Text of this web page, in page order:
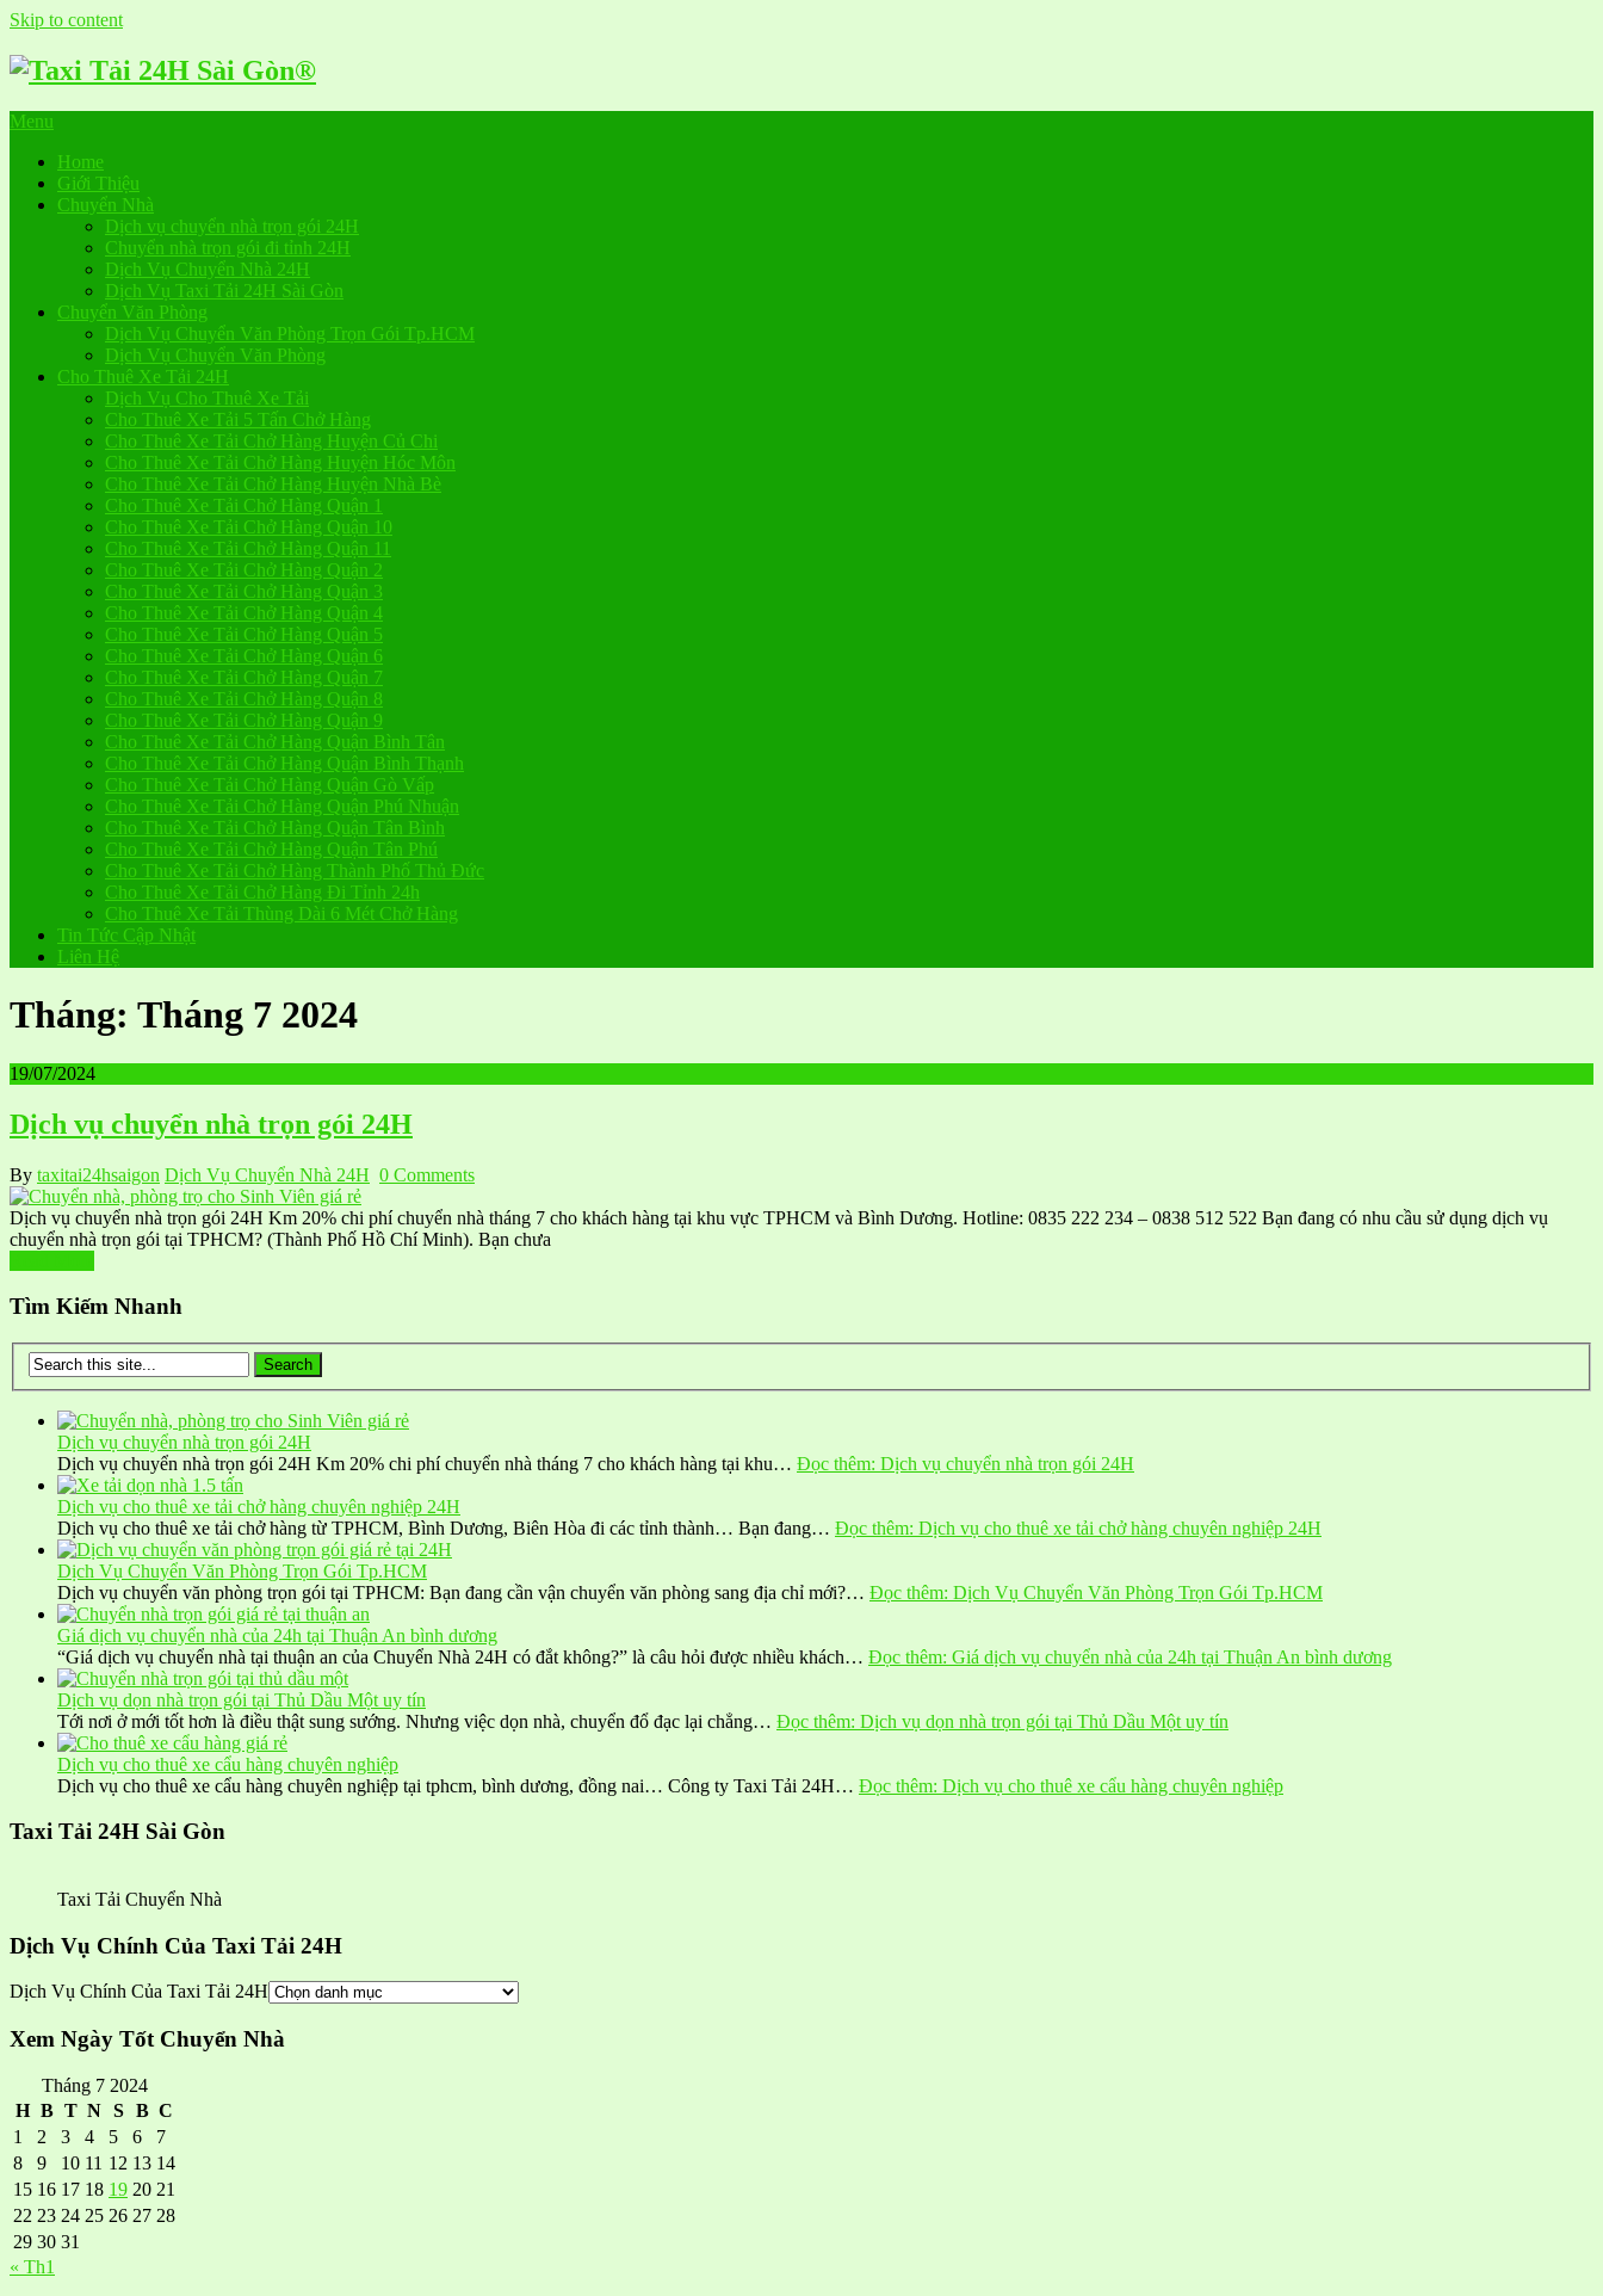
Skip to content
Menu
Home
Giới Thiệu
Chuyển Nhà
Dịch vụ chuyển nhà trọn gói 24H
Chuyển nhà trọn gói đi tỉnh 24H
Dịch Vụ Chuyển Nhà 24H
Dịch Vụ Taxi Tải 24H Sài Gòn
Chuyển Văn Phòng
Dịch Vụ Chuyển Văn Phòng Trọn Gói Tp.HCM
Dịch Vụ Chuyển Văn Phòng
Cho Thuê Xe Tải 24H
Dịch Vụ Cho Thuê Xe Tải
Cho Thuê Xe Tải 5 Tấn Chở Hàng
Cho Thuê Xe Tải Chở Hàng Huyện Củ Chi
Cho Thuê Xe Tải Chở Hàng Huyện Hóc Môn
Cho Thuê Xe Tải Chở Hàng Huyện Nhà Bè
Cho Thuê Xe Tải Chở Hàng Quận 1
Cho Thuê Xe Tải Chở Hàng Quận 10
Cho Thuê Xe Tải Chở Hàng Quận 11
Cho Thuê Xe Tải Chở Hàng Quận 2
Cho Thuê Xe Tải Chở Hàng Quận 3
Cho Thuê Xe Tải Chở Hàng Quận 4
Cho Thuê Xe Tải Chở Hàng Quận 5
Cho Thuê Xe Tải Chở Hàng Quận 6
Cho Thuê Xe Tải Chở Hàng Quận 7
Cho Thuê Xe Tải Chở Hàng Quận 8
Cho Thuê Xe Tải Chở Hàng Quận 9
Cho Thuê Xe Tải Chở Hàng Quận Bình Tân
Cho Thuê Xe Tải Chở Hàng Quận Bình Thạnh
Cho Thuê Xe Tải Chở Hàng Quận Gò Vấp
Cho Thuê Xe Tải Chở Hàng Quận Phú Nhuận
Cho Thuê Xe Tải Chở Hàng Quận Tân Bình
Cho Thuê Xe Tải Chở Hàng Quận Tân Phú
Cho Thuê Xe Tải Chở Hàng Thành Phố Thủ Đức
Cho Thuê Xe Tải Chở Hàng Đi Tỉnh 24h
Cho Thuê Xe Tải Thùng Dài 6 Mét Chở Hàng
Tin Tức Cập Nhật
Liên Hệ
Tháng: Tháng 7 2024
19/07/2024
Dịch vụ chuyển nhà trọn gói 24H
By taxitai24hsaigon Dịch Vụ Chuyển Nhà 24H 0 Comments
Dịch vụ chuyển nhà trọn gói 24H Km 20% chi phí chuyển nhà tháng 7 cho khách hàng tại khu vực TPHCM và Bình Dương. Hotline: 0835 222 234 – 0838 512 522 Bạn đang có nhu cầu sử dụng dịch vụ
chuyển nhà trọn gói tại TPHCM? (Thành Phố Hồ Chí Minh). Bạn chưa
Tìm Kiếm Nhanh
Dịch vụ chuyển nhà trọn gói 24H
Dịch vụ chuyển nhà trọn gói 24H Km 20% chi phí chuyển nhà tháng 7 cho khách hàng tại khu… Đọc thêm: Dịch vụ chuyển nhà trọn gói 24H
Dịch vụ cho thuê xe tải chở hàng chuyên nghiệp 24H
Dịch vụ cho thuê xe tải chở hàng từ TPHCM, Bình Dương, Biên Hòa đi các tỉnh thành… Bạn đang… Đọc thêm: Dịch vụ cho thuê xe tải chở hàng chuyên nghiệp 24H
Dịch Vụ Chuyển Văn Phòng Trọn Gói Tp.HCM
Dịch vụ chuyển văn phòng trọn gói tại TPHCM: Bạn đang cần vận chuyển văn phòng sang địa chỉ mới?… Đọc thêm: Dịch Vụ Chuyển Văn Phòng Trọn Gói Tp.HCM
Giá dịch vụ chuyển nhà của 24h tại Thuận An bình dương
“Giá dịch vụ chuyển nhà tại thuận an của Chuyển Nhà 24H có đắt không?” là câu hỏi được nhiều khách… Đọc thêm: Giá dịch vụ chuyển nhà của 24h tại Thuận An bình dương
Dịch vụ dọn nhà trọn gói tại Thủ Dầu Một uy tín
Tới nơi ở mới tốt hơn là điều thật sung sướng. Nhưng việc dọn nhà, chuyển đổ đạc lại chẳng… Đọc thêm: Dịch vụ dọn nhà trọn gói tại Thủ Dầu Một uy tín
Dịch vụ cho thuê xe cẩu hàng chuyên nghiệp
Dịch vụ cho thuê xe cẩu hàng chuyên nghiệp tại tphcm, bình dương, đồng nai… Công ty Taxi Tải 24H… Đọc thêm: Dịch vụ cho thuê xe cẩu hàng chuyên nghiệp
Taxi Tải 24H Sài Gòn
Taxi Tải Chuyển Nhà
Dịch Vụ Chính Của Taxi Tải 24H
Dịch Vụ Chính Của Taxi Tải 24H
Xem Ngày Tốt Chuyển Nhà
Tháng 7 2024
H B T N S B C
1
2 3 4 5 6
7
8
9 10 11 12 13 14
15 16 17 18 19 20 21
22 23 24 25 26 27 28
29 30 31
« Th1